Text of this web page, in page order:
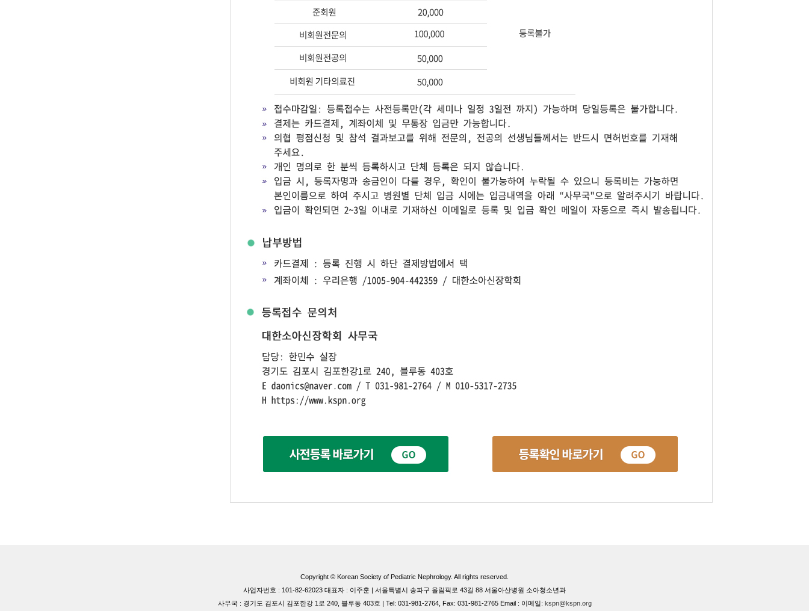
Copyright © Korean Society of Pediatric Nephrology. All rights reserved.
사업자번호 : 101-82-62023 대표자 : 이주훈 | 서울특별시 송파구 올림픽로 43길 88 서울아산병원 소아청소년과
사무국 : 경기도 김포시 김포한강 1로 240, 블루동 403호 | Tel: 031-981-2764, Fax: 031-981-2765 Email : 이메일: kspn@kspn.org